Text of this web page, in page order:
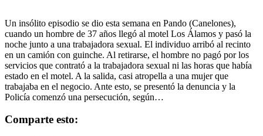
Un insólito episodio se dio esta semana en Pando (Canelones),
cuando un hombre de 37 años llegó al motel Los Álamos y pasó la
noche junto a una trabajadora sexual. El individuo arribó al recinto
en un camión con guinche. Al retirarse, el hombre no pagó por los
servicios que contrató a la trabajadora sexual ni las horas que había
estado en el motel. A la salida, casi atropella a una mujer que
trabajaba en el negocio. Ante esto, se presentó la denuncia y la
Policía comenzó una persecución, según…
Comparte esto: